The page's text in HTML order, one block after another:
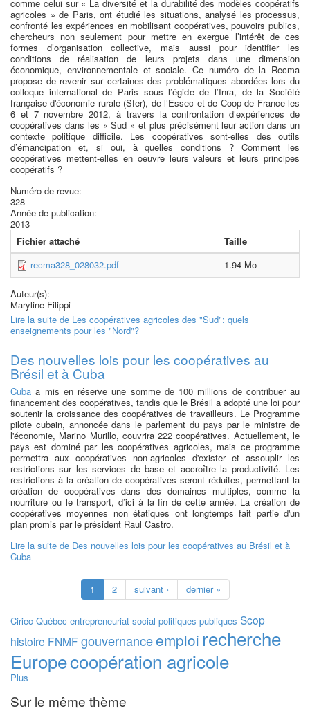
comme celui sur « La diversité et la durabilité des modèles coopératifs
agricoles » de Paris, ont étudié les situations, analysé les processus,
confronté les expériences en mobilisant coopératives, pouvoirs publics,
chercheurs non seulement pour mettre en exergue l’intérêt de ces
formes d’organisation collective, mais aussi pour identifier les
conditions de réalisation de leurs projets dans une dimension
économique, environnementale et sociale. Ce numéro de la Recma
propose de revenir sur certaines des problématiques abordées lors du
colloque international de Paris sous l’égide de l’Inra, de la Société
française d'économie rurale (Sfer), de l’Essec et de Coop de France les
6 et 7 novembre 2012, à travers la confrontation d’expériences de
coopératives dans les « Sud » et plus précisément leur action dans un
contexte politique difficile. Les coopératives sont-elles des outils
d’émancipation et, si oui, à quelles conditions ? Comment les
coopératives mettent-elles en oeuvre leurs valeurs et leurs principes
coopératifs ?
Numéro de revue:
328
Année de publication:
2013
Fichier attaché
Taille
recma328_028032.pdf
1.94 Mo
Auteur(s):
Maryline Filippi
Lire la suite de Les coopératives agricoles des "Sud": quels
enseignements pour les "Nord"?
Des nouvelles lois pour les coopératives au
Brésil et à Cuba
Cubaa mis en réserve une somme de 100 millions de contribuer au
financement des coopératives, tandis que le Brésil a adopté une loi pour
soutenir la croissance des coopératives de travailleurs. Le Programme
pilote cubain, annoncée dans le parlement du pays par le ministre de
l'économie, Marino Murillo, couvrira 222 coopératives. Actuellement, le
pays est dominé par les coopératives agricoles, mais ce programme
permettra aux coopératives non-agricoles d'exister et assouplir les
restrictions sur les services de base et accroître la productivité. Les
restrictions à la création de coopératives seront réduites, permettant la
création de coopératives dans des domaines multiples, comme la
nourriture ou le transport, d’ici à la fin de cette année. La création de
coopératives moyennes non étatiques ont longtemps fait partie d'un
plan promis par le président Raul Castro.
Lire la suite de Des nouvelles lois pour les coopératives au Brésil et à
Cuba
1 2 suivant › dernier »
Ciriec Québec entrepreneuriat social politiques publiques Scop
histoire FNMF gouvernanceemploi recherche
Europecoopération agricole
Plus
Sur le même thème